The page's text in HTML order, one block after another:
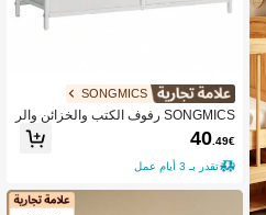
SONGMICS
SONGMICS رفوف الكتب والخزائن والر
فوف40.49€
تقدر بـ 3 أيام عمل